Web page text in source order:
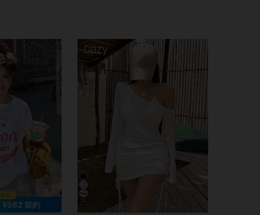
¥382 節約 37